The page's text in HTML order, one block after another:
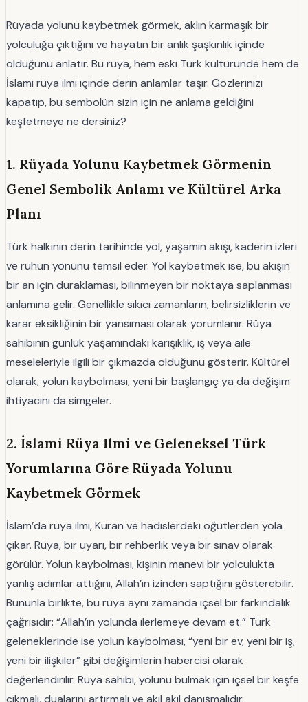
Rüyada yolunu kaybetmek görmek, aklın karmaşık bir
yolculuğa çıktığını ve hayatın bir anlık şaşkınlık içinde
olduğunu anlatır. Bu rüya, hem eski Türk kültüründe hem de
İslami rüya ilmi içinde derin anlamlar taşır. Gözlerinizi
kapatıp, bu sembolün sizin için ne anlama geldiğini
keşfetmeye ne dersiniz?
1. Rüyada Yolunu Kaybetmek Görmenin
Genel Sembolik Anlamı ve Kültürel Arka
Planı
Türk halkının derin tarihinde yol, yaşamın akışı, kaderin izleri
ve ruhun yönünü temsil eder. Yol kaybetmek ise, bu akışın
bir an için duraklaması, bilinmeyen bir noktaya saplanması
anlamına gelir. Genellikle sıkıcı zamanların, belirsizliklerin ve
karar eksikliğinin bir yansıması olarak yorumlanır. Rüya
sahibinin günlük yaşamındaki karışıklık, iş veya aile
meseleleriyle ilgili bir çıkmazda olduğunu gösterir. Kültürel
olarak, yolun kaybolması, yeni bir başlangıç ya da değişim
ihtiyacını da simgeler.
2. İslami Rüya Ilmi ve Geleneksel Türk
Yorumlarına Göre Rüyada Yolunu
Kaybetmek Görmek
İslam’da rüya ilmi, Kuran ve hadislerdeki öğütlerden yola
çıkar. Rüya, bir uyarı, bir rehberlik veya bir sınav olarak
görülür. Yolun kaybolması, kişinin manevi bir yolculukta
yanlış adımlar attığını, Allah’ın izinden saptığını gösterebilir.
Bununla birlikte, bu rüya aynı zamanda içsel bir farkındalık
çağrısıdır: “Allah’ın yolunda ilerlemeye devam et.” Türk
geleneklerinde ise yolun kaybolması, “yeni bir ev, yeni bir iş,
yeni bir ilişkiler” gibi değişimlerin habercisi olarak
değerlendirilir. Rüya sahibi, yolunu bulmak için içsel bir keşfe
çıkmalı, dualarını artırmalı ve akıl akıl danışmalıdır.